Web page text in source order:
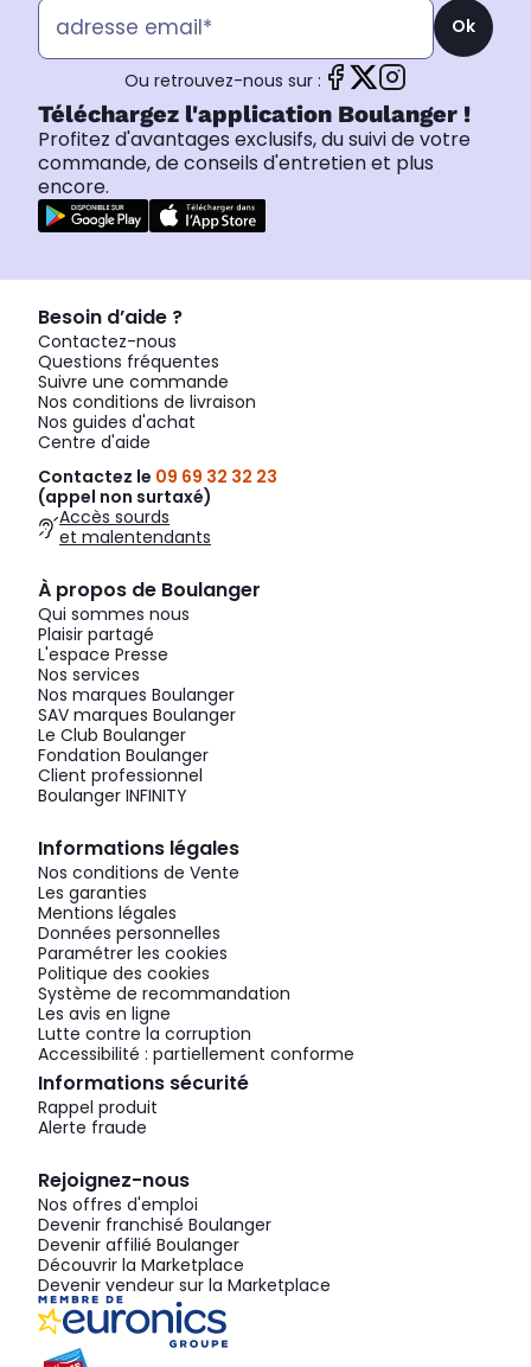
Ok
Ou retrouvez-nous sur :
Téléchargez l'application Boulanger !
Profitez d'avantages exclusifs, du suivi de votre
commande, de conseils d'entretien et plus
encore.
Besoin d’aide ?
Contactez-nous
Questions fréquentes
Suivre une commande
Nos conditions de livraison
Nos guides d'achat
Centre d'aide
Contactez le 09 69 32 32 23
(appel non surtaxé)
Accès sourds
et malentendants
À propos de Boulanger
Qui sommes nous
Plaisir partagé
L'espace Presse
Nos services
Nos marques Boulanger
SAV marques Boulanger
Le Club Boulanger
Fondation Boulanger
Client professionnel
Boulanger INFINITY
Informations légales
Nos conditions de Vente
Les garanties
Mentions légales
Données personnelles
Paramétrer les cookies
Politique des cookies
Système de recommandation
Les avis en ligne
Lutte contre la corruption
Accessibilité : partiellement conforme
Informations sécurité
Rappel produit
Alerte fraude
Rejoignez-nous
Nos offres d'emploi
Devenir franchisé Boulanger
Devenir affilié Boulanger
Découvrir la Marketplace
Devenir vendeur sur la Marketplace